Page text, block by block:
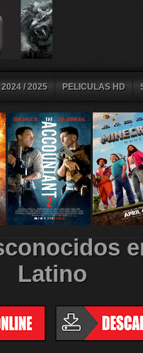
/ 2025 PELICULAS HD
Latino